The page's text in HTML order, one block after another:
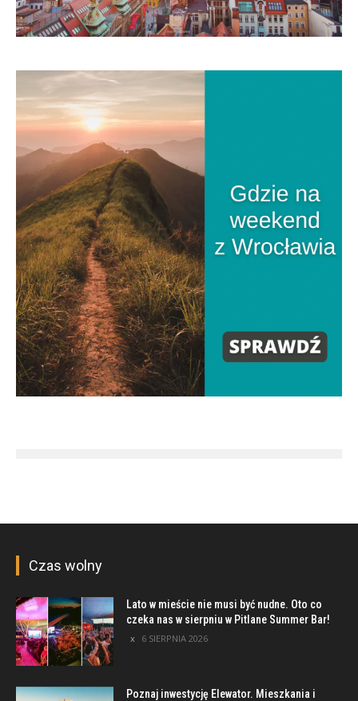
Czas wolny
Lato w mieście nie musi być nudne. Oto co
czeka nas w sierpniu w Pitlane Summer Bar!
6 SIERPNIA 2026
Poznaj inwestycję Elewator. Mieszkania i